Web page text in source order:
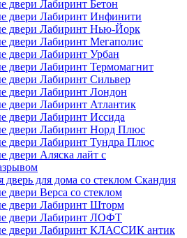
двери Лабиринт Бетон
двери Лабиринт Инфинити
двери Лабиринт Нью-Йорк
двери Лабиринт Мегаполис
двери Лабиринт Урбан
двери Лабиринт Термомагнит
двери Лабиринт Сильвер
двери Лабиринт Лондон
двери Лабиринт Атлантик
двери Лабиринт Иссида
двери Лабиринт Норд Плюс
двери Лабиринт Тундра Плюс
двери Аляска лайт с
дверь для дома со стеклом Скандия
двери Верса со стеклом
двери Лабиринт Шторм
двери Лабиринт ЛОФТ
двери Лабиринт КЛАССИК антик